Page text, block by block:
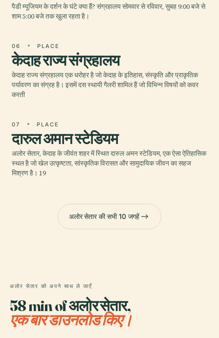
पैडी म्यूजियम के दर्शन के घंटे क्या हैं? संग्रहालय सोमवार से रविवार, सुबह 9:00 बजे से
शाम 5:00 बजे तक खुला रहता है।
06 PLACE
केदाह राज्य संग्रहालय
केदाह राज्य संग्रहालय एक धरोहर है जो केदाह के इतिहास, संस्कृति और प्राकृतिक
पर्यावरण का संग्रह है। इसमें दस स्थायी गैलरी शामिल हैं जो विभिन्न विषयों को कवर
करती
07 PLACE
दारुल अमान स्टेडियम
अलोर सेतार, केदाह के जीवंत शहर में स्थित दारुल अमन स्टेडियम, एक ऐसा ऐतिहासिक
स्थल है जो खेल उत्कृष्टता, सांस्कृतिक विरासत और सामुदायिक जीवन का सहज
मिश्रण है। 19
अलोर सेतार की सभी 10 जगहें
अलोर सेतार को अपने साथ ले जाएँ
58 min of अलोर सेतार,
एक बार डाउनलोड किए।